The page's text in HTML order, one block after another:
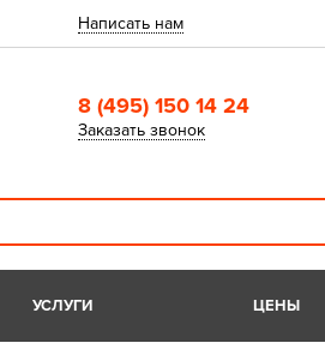
Написать нам
8 (495) 150 14 24
Заказать звонок
УСЛУГИ ЦЕНЫ